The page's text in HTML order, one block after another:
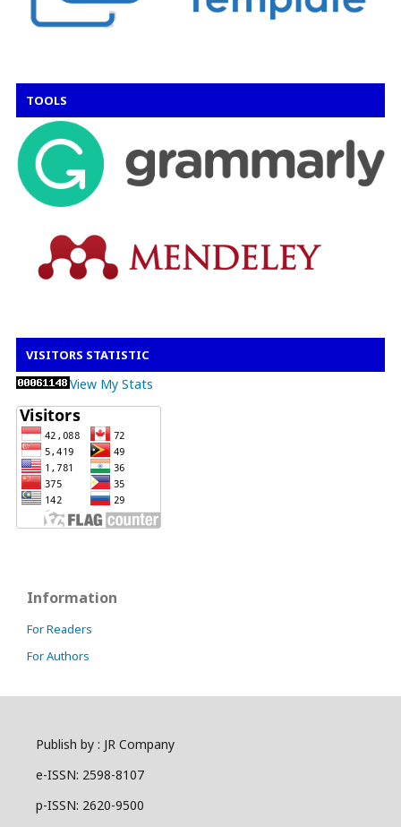
TOOLS
VISITORS STATISTIC
View My Stats
Information
For Readers
For Authors
Publish by : JR Company
e-ISSN: 2598-8107
p-ISSN: 2620-9500